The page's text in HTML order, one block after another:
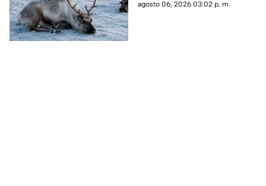
conocer las causas de estas
agosto 06, 2026 03:02 p. m.